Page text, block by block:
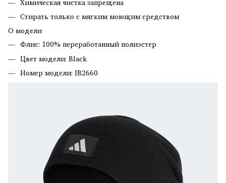
Стирать только с мягким моющим средством
О модели
Флис: 100% переработанный полиэстер
Цвет модели: Black
Номер модели: IB2660